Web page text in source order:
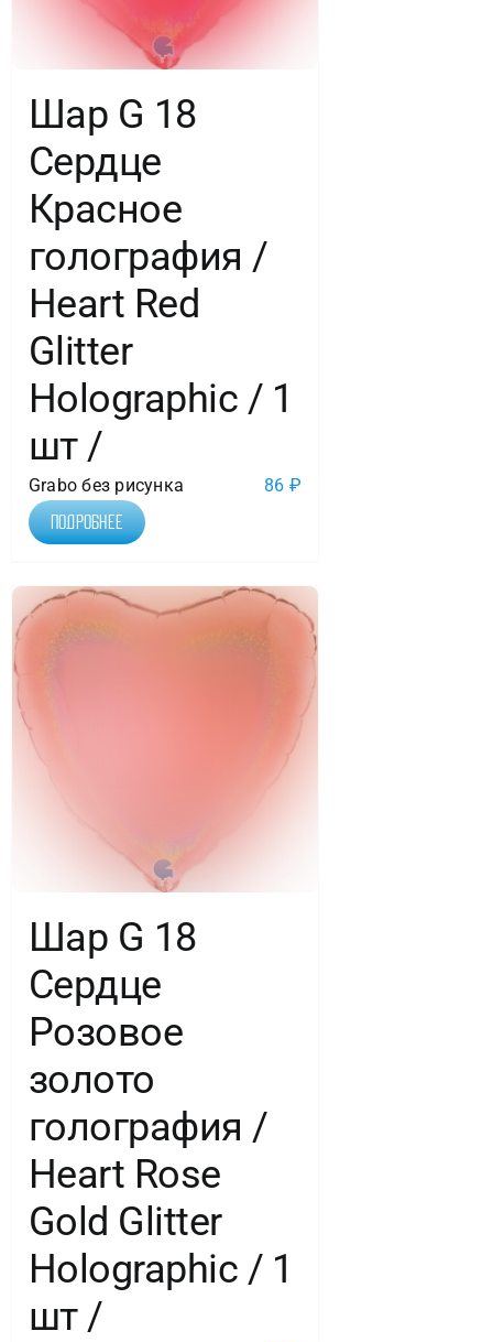
Шар G 18
Сердце
Красное
голография /
Heart Red
Glitter
Holographic / 1
шт /
Grabo без рисунка 86 ₽
Подробнее
Шар G 18
Сердце
Розовое
золото
голография /
Heart Rose
Gold Glitter
Holographic / 1
шт /